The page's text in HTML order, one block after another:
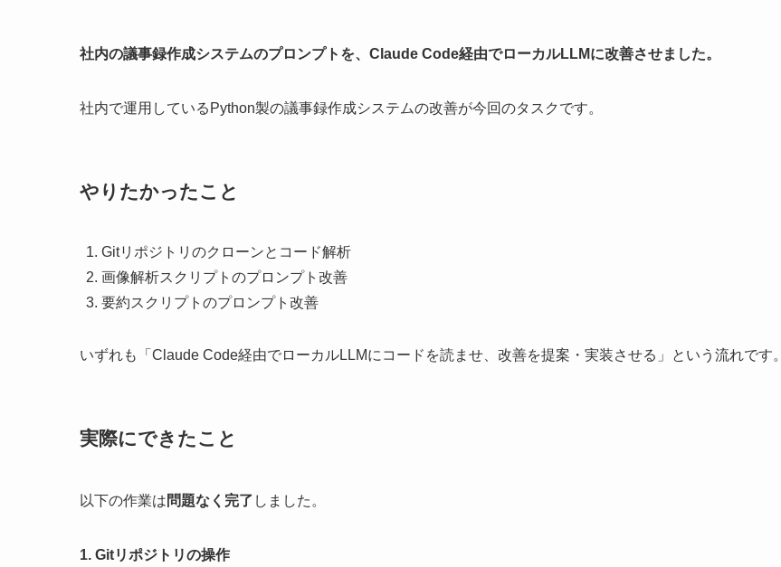
社内の議事録作成システムのプロンプトを、Claude Code経由でローカルLLMに改善させました。
社内で運用しているPython製の議事録作成システムの改善が今回のタスクです。
やりたかったこと
Gitリポジトリのクローンとコード解析
画像解析スクリプトのプロンプト改善
要約スクリプトのプロンプト改善
いずれも「Claude Code経由でローカルLLMにコードを読ませ、改善を提案・実装させる」という流れです。
実際にできたこと
以下の作業は問題なく完了 しました。
1. Gitリポジトリの操作